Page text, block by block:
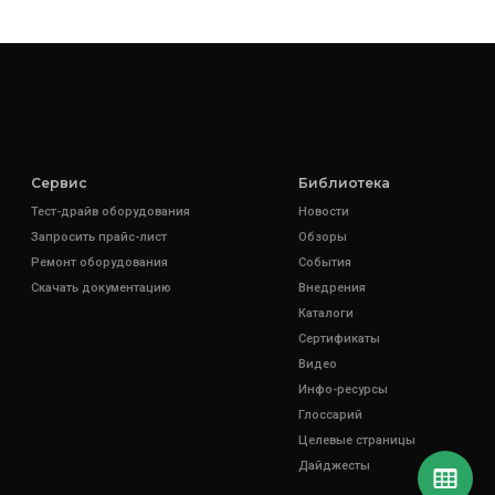
Сервис
Тест-драйв оборудования
Запросить прайс-лист
Ремонт оборудования
Скачать документацию
Библиотека
Новости
Обзоры
События
Внедрения
Каталоги
Сертификаты
Видео
Инфо-ресурсы
Глоссарий
Целевые страницы
Дайджесты